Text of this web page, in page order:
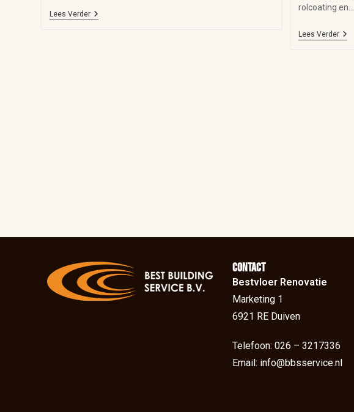
Lees Verder
rolcoating en…
Lees Verder
Contact
Bestvloer Renovatie
Marketing 1
6921 RE Duiven
Telefoon: 026 – 3217336
Email: info@bbsservice.nl